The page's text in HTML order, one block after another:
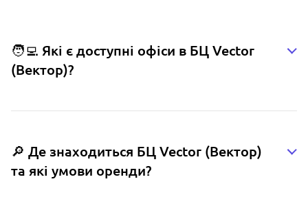
🧑‍💻 Які є доступні офіси в БЦ Vector
(Вектор)?
🔎 Де знаходиться БЦ Vector (Вектор)
та які умови оренди?